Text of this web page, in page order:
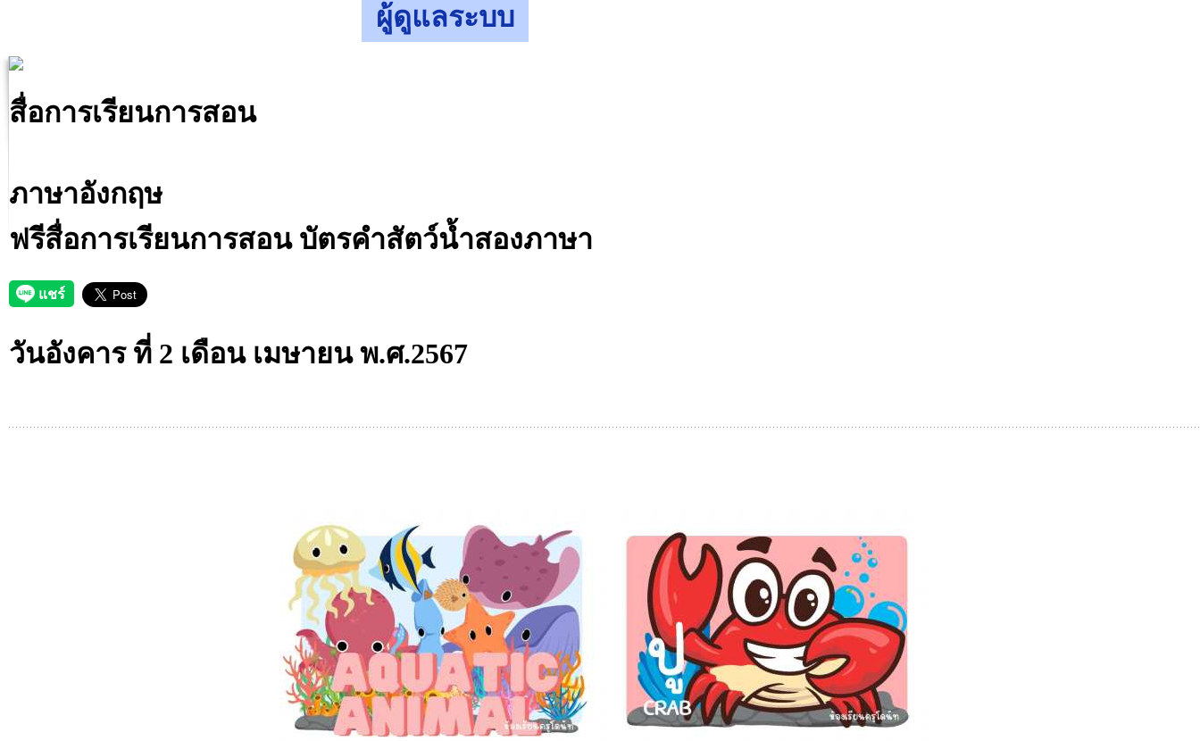
ผู้ดูแลระบบ
สื่อการเรียนการสอน
ภาษาอังกฤษ
ฟรีสื่อการเรียนการสอน บัตรคำสัตว์น้ำสองภาษา
วันอังคาร ที่ 2 เดือน เมษายน พ.ศ.2567